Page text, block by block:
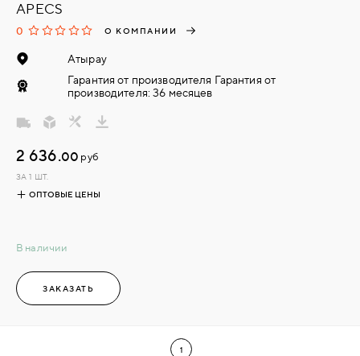
APECS
0 О КОМПАНИИ
Атырау
Гарантия от производителя Гарантия от
производителя: 36 месяцев
В наличии
2 636.00 руб
ЗА 1 ШТ.
ОПТОВЫЕ ЦЕНЫ
ЗАКАЗАТЬ
1